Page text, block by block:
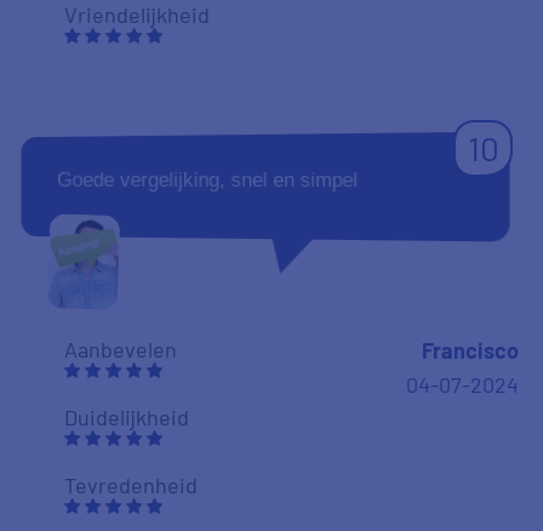
Vriendelijkheid
10
Goede vergelijking, snel en simpel
Aanbevelen
Duidelijkheid
Tevredenheid
Francisco
04-07-2024